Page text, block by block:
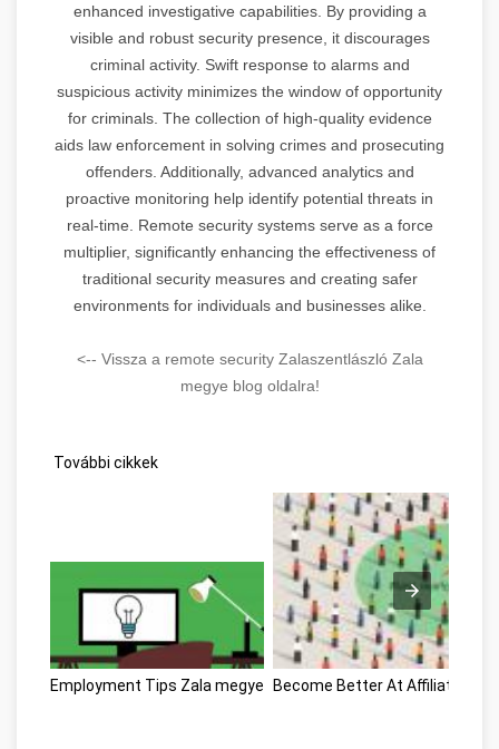
enhanced investigative capabilities. By providing a
visible and robust security presence, it discourages
criminal activity. Swift response to alarms and
suspicious activity minimizes the window of opportunity
for criminals. The collection of high-quality evidence
aids law enforcement in solving crimes and prosecuting
offenders. Additionally, advanced analytics and
proactive monitoring help identify potential threats in
real-time. Remote security systems serve as a force
multiplier, significantly enhancing the effectiveness of
traditional security measures and creating safer
environments for individuals and businesses alike.
<-- Vissza a remote security Zalaszentlászló Zala
megye blog oldalra!
További cikkek
Employment Tips Zala megye Become Better At Affiliate